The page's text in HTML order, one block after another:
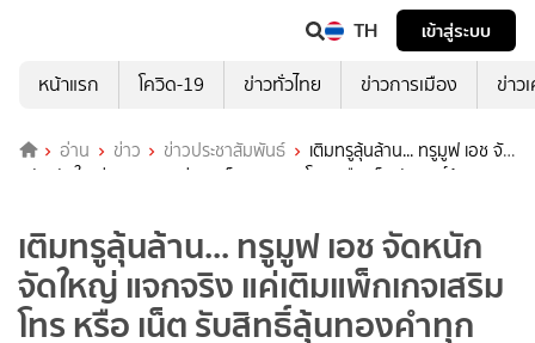
TH
เข้าสู่ระบบ
หน้าแรก
โควิด-19 ข่าวทั่วไทย ข่าวการเมือง ข่าว
อ่าน ข่าว ข่าวประชาสัมพันธ์
เติมทรูลุ้นล้าน... ทรูมูฟ เอช จัด
หนัก จัดใหญ่ แจกจริง แค่เติมแพ็กเกจเสริม โทร หรือ เน็ต รับสิทธิ์ลุ้น
เติมทรูลุ้นล้าน... ทรูมูฟ เอช จัดหนัก
จัดใหญ่ แจกจริง แค่เติมแพ็กเกจเสริม
โทร หรือ เน็ต รับสิทธิ์ลุ้นทองคำทุก